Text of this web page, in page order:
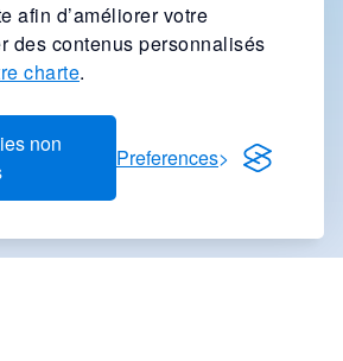
afin d’améliorer votre
des contenus personnalisés
charte.
non
Preferences